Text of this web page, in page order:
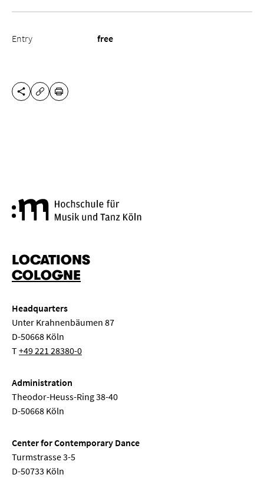
Entry free
SHARE THIS PAGE
COPY URL
PRINT
LOCATIONS
COLOGNE
Headquarters
Unter Krahnenbäumen 87
D-50668 Köln
T+49 221 28380-0
Administration
Theodor-Heuss-Ring 38-40
D-50668 Köln
Center for Contemporary Dance
Turmstrasse 3-5
D-50733 Köln